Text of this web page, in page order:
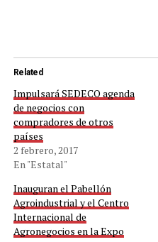
Related
Impulsará SEDECO agenda
de negocios con
compradores de otros
países
2 febrero, 2017
En "Estatal"
Inauguran el Pabellón
Agroindustrial y el Centro
Internacional de
Agronegocios en la Expo